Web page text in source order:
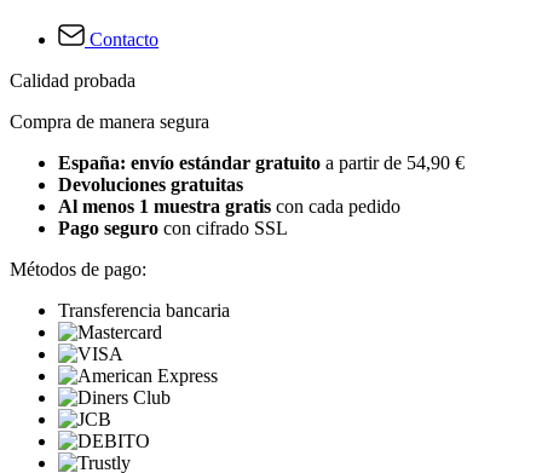
Contacto
Calidad probada
Compra de manera segura
España: envío estándar gratuito a partir de 54,90 €
Devoluciones gratuitas
Al menos 1 muestra gratis con cada pedido
Pago seguro con cifrado SSL
Métodos de pago:
Transferencia bancaria